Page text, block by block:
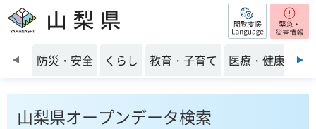
山梨県 閲覧支援
前のスライドを表示
防災・安全 くらし 教育・子育て 医療・健康・福
山梨県オープンデータ検索